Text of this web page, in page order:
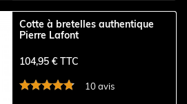
Cotte à bretelles authentique
Pierre Lafont
104,95 € TTC
10 avis